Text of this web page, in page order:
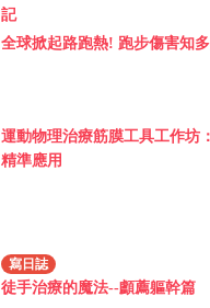
記
全球掀起路跑熱! 跑步傷害知
運動物理治療筋膜工具工作坊
精準應用
寫日誌
徒手治療的魔法--顱薦軀幹篇